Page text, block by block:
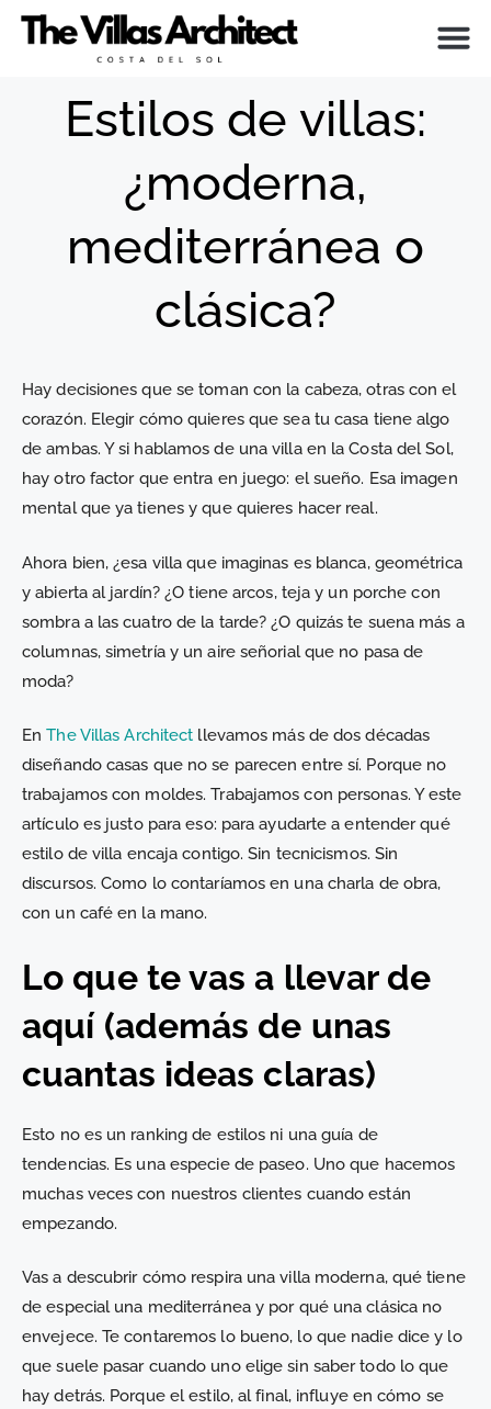
Estilos de villas:
¿moderna,
mediterránea o
clásica?
Hay decisiones que se toman con la cabeza, otras con el
corazón. Elegir cómo quieres que sea tu casa tiene algo
de ambas. Y si hablamos de una villa en la Costa del Sol,
hay otro factor que entra en juego: el sueño. Esa imagen
mental que ya tienes y que quieres hacer real.
Ahora bien, ¿esa villa que imaginas es blanca, geométrica
y abierta al jardín? ¿O tiene arcos, teja y un porche con
sombra a las cuatro de la tarde? ¿O quizás te suena más a
columnas, simetría y un aire señorial que no pasa de
moda?
EnThe Villas Architect llevamos más de dos décadas
diseñando casas que no se parecen entre sí. Porque no
trabajamos con moldes. Trabajamos con personas. Y este
artículo es justo para eso: para ayudarte a entender qué
estilo de villa encaja contigo. Sin tecnicismos. Sin
discursos. Como lo contaríamos en una charla de obra,
con un café en la mano.
Lo que te vas a llevar de
aquí (además de unas
cuantas ideas claras)
Esto no es un ranking de estilos ni una guía de
tendencias. Es una especie de paseo. Uno que hacemos
muchas veces con nuestros clientes cuando están
empezando.
Vas a descubrir cómo respira una villa moderna, qué tiene
de especial una mediterránea y por qué una clásica no
envejece. Te contaremos lo bueno, lo que nadie dice y lo
que suele pasar cuando uno elige sin saber todo lo que
hay detrás. Porque el estilo, al final, influye en cómo se